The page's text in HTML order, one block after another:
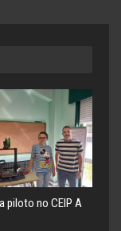
piloto no CEIP A